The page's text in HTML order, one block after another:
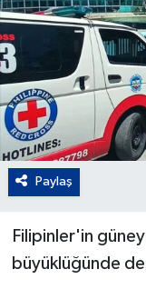
Paylaş
Filipinler'in
büyüklüğünde